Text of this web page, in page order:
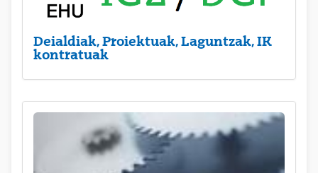
Deialdiak, Proiektuak, Laguntzak, IK
kontratuak